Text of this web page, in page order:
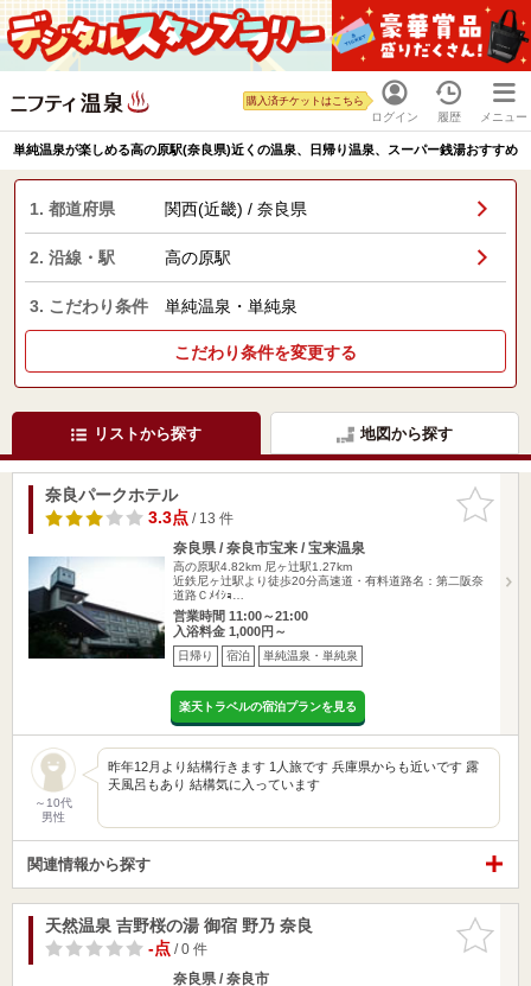
ログイン
購入済チケットはこちら
履歴 メニュー
単純温泉が楽しめる高の原駅(奈良県)近くの温泉、日帰り温泉、スーパー銭湯おすすめ
1. 都道府県 関西(近畿) / 奈良県
2. 沿線・駅 高の原駅
3. こだわり条件 単純温泉・単純泉
こだわり条件を変更する
リストから探す 地図から探す
お気に入
りに追加
奈良パークホテル
3.3点/ 13 件
奈良県 / 奈良市宝来 / 宝来温泉
高の原駅4.82km 尼ヶ辻駅1.27km
近鉄尼ヶ辻駅より徒歩20分高速道・有料道路名：第二阪奈
道路Ｃﾒｲｼｮ…
営業時間 11:00～21:00
入浴料金 1,000円～
日帰り 宿泊 単純温泉・単純泉
楽天トラベルの宿泊プランを見る
～10代
男性
昨年12月より結構行きます 1人旅です 兵庫県からも近いです 露
天風呂もあり 結構気に入っています
関連情報から探す
お気に入
りに追加
天然温泉 吉野桜の湯 御宿 野乃 奈良
-点/ 0 件
奈良県 / 奈良市